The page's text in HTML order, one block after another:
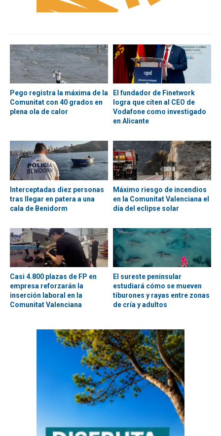
Pego registra la máxima de la
Comunitat con 40 grados en
plena ola de calor
El fundador de Finetwork
logra que citen al CEO de
Vodafone como investigado
en Alicante
Interceptadas diez personas
tras llegar en patera a una
cala de Benidorm
Máximo riesgo de incendios
en la Comunitat Valenciana el
día del eclipse solar
Casi 4.800 plazas de FP en
empresa reforzarán la
inserción laboral en la
Comunitat Valenciana
El sureste peninsular
estudiará cómo se mueven
tiburones y rayas entre zonas
de cría y adultos